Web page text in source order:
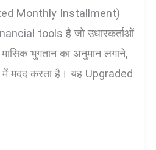
Monthly Installment)
tools है जो उधारकर्ताओं
भुगतान का अनुमान लगाने,
मदद करता है। यह Upgraded